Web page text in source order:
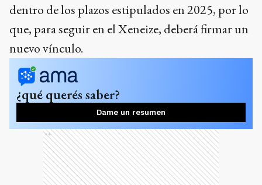
dentro de los plazos estipulados en 2025, por lo
que, para seguir en el Xeneize, deberá firmar un
nuevo vínculo.
¿qué querés saber?
Dame un resumen
Ads